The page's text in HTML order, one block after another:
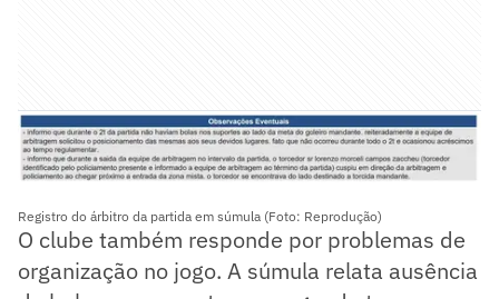
Registro do árbitro da partida em súmula (Foto: Reprodução)
O clube também responde por problemas de
organização no jogo. A súmula relata ausência